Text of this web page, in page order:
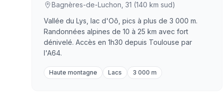
Bagnères-de-Luchon, 31 (140 km sud)
Vallée du Lys, lac d'Oô, pics à plus de 3 000 m.
Randonnées alpines de 10 à 25 km avec fort
dénivelé. Accès en 1h30 depuis Toulouse par
l'A64.
Haute montagne Lacs 3 000 m